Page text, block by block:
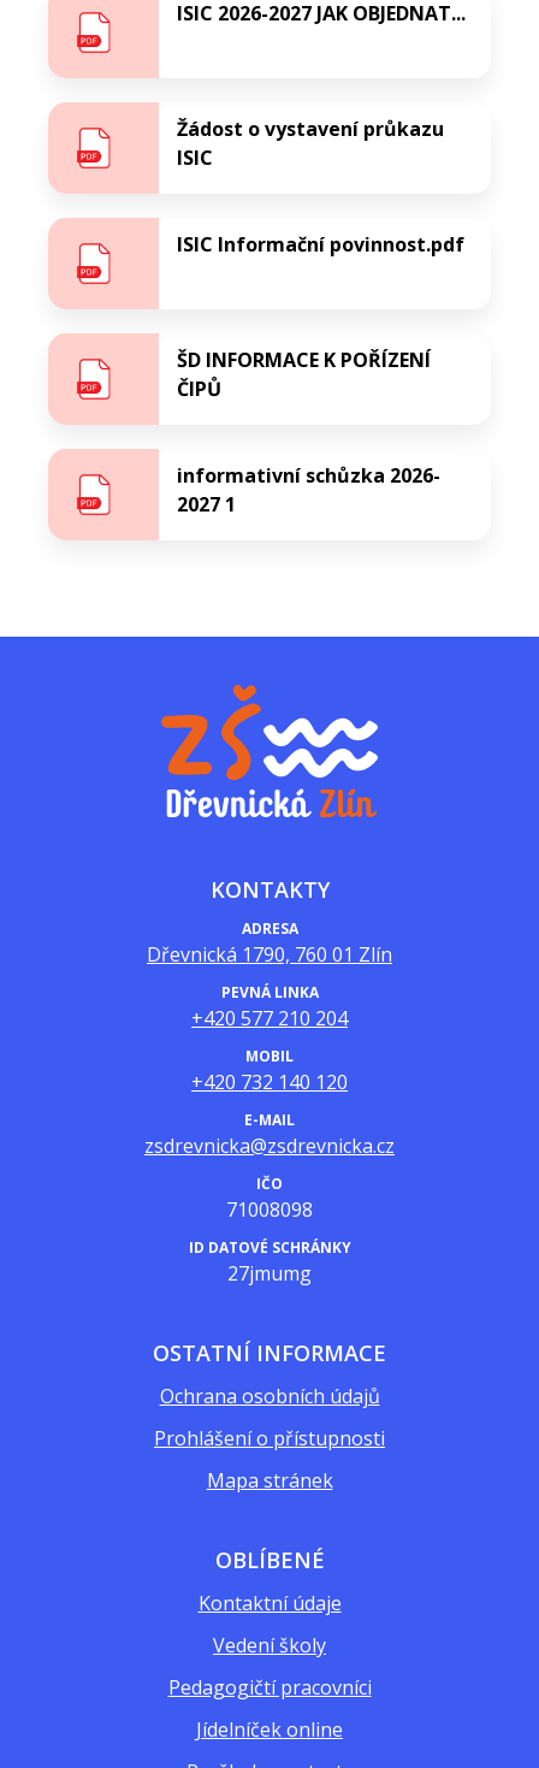
ISIC 2026-2027 JAK OBJEDNAT...
Žádost o vystavení průkazu
ISIC
ISIC Informační povinnost.pdf
ŠD INFORMACE K POŘÍZENÍ
ČIPŮ
informativní schůzka 2026-
2027 1
KONTAKTY
ADRESA
Dřevnická 1790, 760 01 Zlín
PEVNÁ LINKA
+420 577 210 204
MOBIL
+420 732 140 120
E-MAIL
zsdrevnicka@zsdrevnicka.cz
IČO
71008098
ID DATOVÉ SCHRÁNKY
27jmumg
OSTATNÍ INFORMACE
Ochrana osobních údajů
Prohlášení o přístupnosti
Mapa stránek
OBLÍBENÉ
Kontaktní údaje
Vedení školy
Pedagogičtí pracovníci
Jídelníček online